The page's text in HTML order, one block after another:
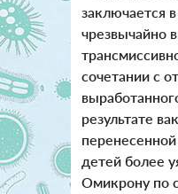
заключается
чрезвычайно
сочетании с
результате
детей более
Омикрону по